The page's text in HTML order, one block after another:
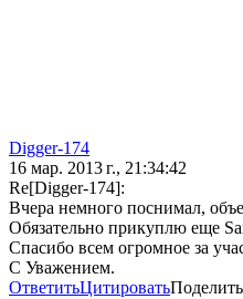
Digger-174
16 мар. 2013 г., 21:34:42
Re[Digger-174]:
Вчера немного поснимал,
Обязательно прикуплю еще
Спасибо всем огромное за
С Уважением.
ОтветитьЦитировать